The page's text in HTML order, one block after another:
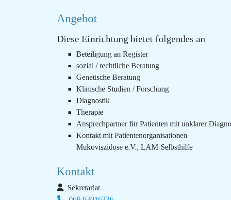
Angebot
Diese Einrichtung bietet folgendes an
Beteiligung an Register
sozial / rechtliche Beratung
Genetische Beratung
Klinische Studien / Forschung
Diagnostik
Therapie
Ansprechpartner für Patienten mit unklarer
Kontakt mit Patientenorganisationen
Mukoviszidose e.V., LAM-Selbsthilfe
Kontakt
Sekretariat